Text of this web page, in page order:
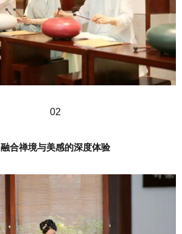
02
融合禅境与美感的深度体验